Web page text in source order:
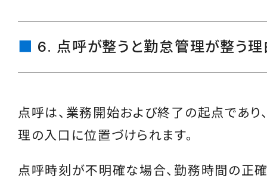
6. 点呼が整うと勤怠管理が整う
点呼は、業務開始および終了の起点であり
理の入口に位置づけられます。
点呼時刻が不明確な場合、勤務時間の正